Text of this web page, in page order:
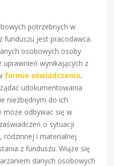
potrzebnych w
funduszu jest pracodawca.
osobowych osoby
wynikających z
formie oświadczenia.
udokumentowania
niezbędnym do ich
może odbywać się w
o sytuacji
i materialnej
z funduszu. Wiąże się
danych osobowych